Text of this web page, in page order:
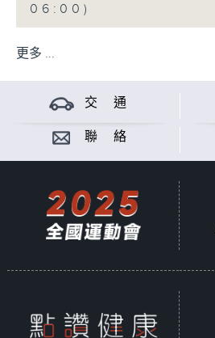
06:00)
更多 ...
交 通
聯 絡